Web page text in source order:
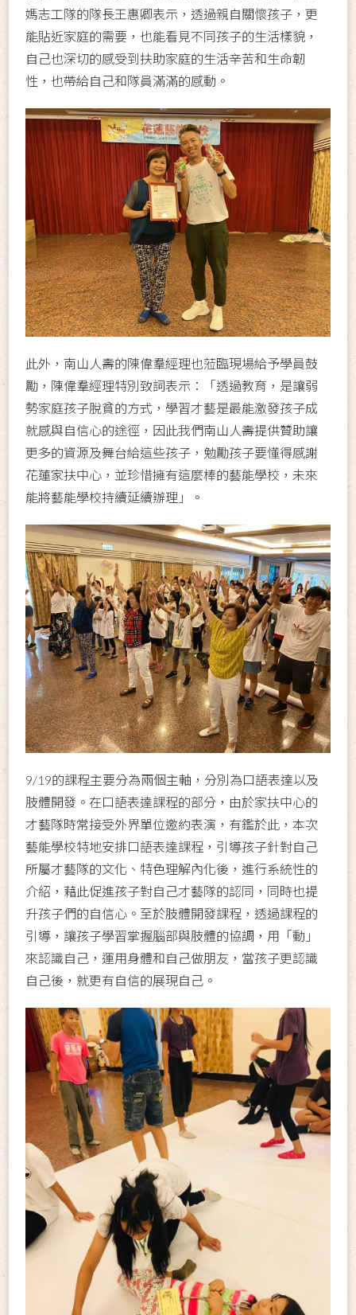
媽志工隊的隊長王惠卿表示，透過親自關懷孩子，更
能貼近家庭的需要，也能看見不同孩子的生活樣貌，
自己也深切的感受到扶助家庭的生活辛苦和生命韌
性，也帶給自己和隊員滿滿的感動。
此外，南山人壽的陳偉羣經理也蒞臨現場給予學員鼓
勵，陳偉羣經理特別致詞表示：「透過教育，是讓弱
勢家庭孩子脫貧的方式，學習才藝是最能激發孩子成
就感與自信心的途徑，因此我們南山人壽提供贊助讓
更多的資源及舞台給這些孩子，勉勵孩子要懂得感謝
花蓮家扶中心，並珍惜擁有這麼棒的藝能學校，未來
能將藝能學校持續延續辦理」。
9/19的課程主要分為兩個主軸，分別為口語表達以及
肢體開發。在口語表達課程的部分，由於家扶中心的
才藝隊時常接受外界單位邀約表演，有鑑於此，本次
藝能學校特地安排口語表達課程，引導孩子針對自己
所屬才藝隊的文化、特色理解內化後，進行系統性的
介紹，藉此促進孩子對自己才藝隊的認同，同時也提
升孩子們的自信心。至於肢體開發課程，透過課程的
引導，讓孩子學習掌握腦部與肢體的協調，用「動」
來認識自己，運用身體和自己做朋友，當孩子更認識
自己後，就更有自信的展現自己。